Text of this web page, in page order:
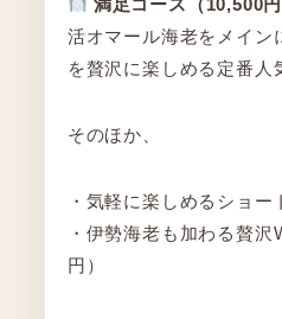
満足コース（10,500円
活オマール海老をメイン
を贅沢に楽しめる定番人
そのほか、
・気軽に楽しめるショー
・伊勢海老も加わる贅
円）